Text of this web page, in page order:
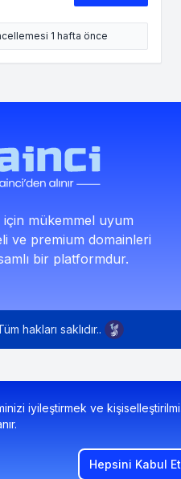
1 hafta önce
mükemmel uyum
ve premium domainleri
bir platformdur.
hakları saklıdır..
iyileştirmek ve
Hepsini Kabul Et